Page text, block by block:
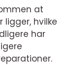
at
ligger, hvilke
har